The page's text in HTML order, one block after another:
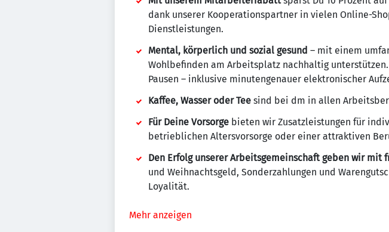
dank unserer Kooperationspartner in vielen Online-
Dienstleistungen.
Mental, körperlich und sozial gesund – mit einem
Wohlbefinden am Arbeitsplatz nachhaltig
Pausen – inklusive minutengenauer elektronischer
Kaffee, Wasser oder Tee sind bei dm in allen
Für Deine Vorsorge bieten wir Zusatzleistungen für
betrieblichen Altersvorsorge oder einer attraktiven
Den Erfolg unserer Arbeitsgemeinschaft geben wir mit
und Weihnachtsgeld, Sonderzahlungen und
Loyalität.
Mehr anzeigen